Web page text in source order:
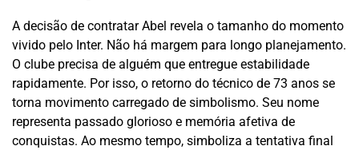
A decisão de contratar Abel revela o tamanho do momento
vivido pelo Inter. Não há margem para longo planejamento.
O clube precisa de alguém que entregue estabilidade
rapidamente. Por isso, o retorno do técnico de 73 anos se
torna movimento carregado de simbolismo. Seu nome
representa passado glorioso e memória afetiva de
conquistas. Ao mesmo tempo, simboliza a tentativa final